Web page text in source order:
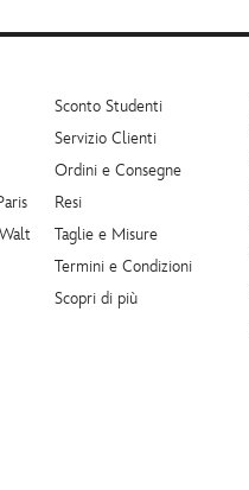
Sconto Studenti
Servizio Clienti
Ordini e Consegne
Resi
Taglie e Misure
Termini e Condizioni
Scopri di più